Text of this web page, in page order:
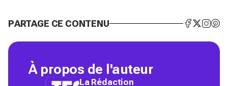
PARTAGE CE CONTENU
À propos de l'auteur
La Rédaction